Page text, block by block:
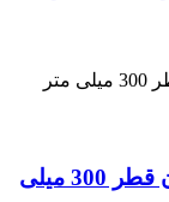
چرخ پاترولی آهنی لاستیکی آجدار گردان قطر 300 میلی متر
چرخ پاترولی آهنی لاستیکی آجدار گردان قطر 300 میلی